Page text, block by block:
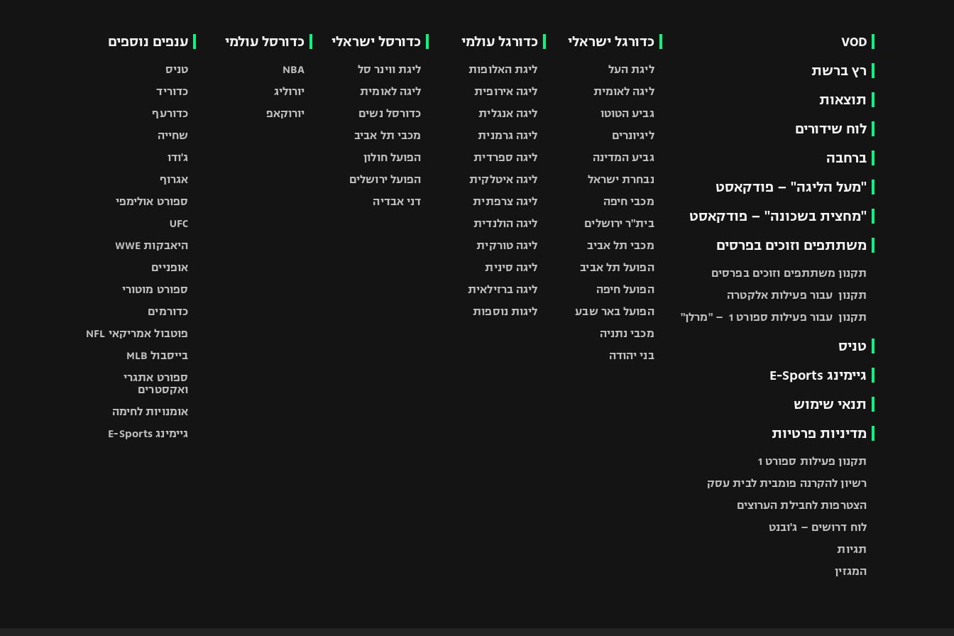
VOD
רץ ברשת
תוצאות
לוח שידורים
ברחבה
"מעל הליגה" – פודקאסט
"מחצית בשכונה" – פודקאסט
משתתפים וזוכים בפרסים
תקנון משתתפים וזוכים בפרסים
תקנון עבור פעילות אלקטרה
תקנון עבור פעילות ספורט 1 – "מרלן"
טניס
גיימינג E-Sports
תנאי שימוש
מדיניות פרטיות
תקנון פעילות ספורט 1
רשיון להקרנה פומבית לבית עסק
הצטרפות לחבילת הערוצים
לוח דרושים – ג'ובנט
תגיות
המגזין
כדורגל ישראלי
ליגת העל
ליגה לאומית
גביע הטוטו
ליגיונרים
גביע המדינה
נבחרת ישראל
מכבי חיפה
בית"ר ירושלים
מכבי תל אביב
הפועל תל אביב
הפועל חיפה
הפועל באר שבע
מכבי נתניה
בני יהודה
כדורגל עולמי
ליגת האלופות
ליגה אירופית
ליגה אנגלית
ליגה גרמנית
ליגה ספרדית
ליגה איטלקית
ליגה צרפתית
ליגה הולנדית
ליגה טורקית
ליגה סינית
ליגה ברזילאית
ליגות נוספות
כדורסל ישראלי
ליגת ווינר סל
ליגה לאומית
כדורסל נשים
מכבי תל אביב
הפועל חולון
הפועל ירושלים
דני אבדיה
כדורסל עולמי
NBA
יורוליג
יורוקאפ
ענפים נוספים
טניס
כדוריד
כדורעף
שחייה
ג'ודו
אגרוף
ספורט אולימפי
UFC
היאבקות WWE
אופניים
ספורט מוטורי
כדורמים
פוטבול אמריקאי NFL
בייסבול MLB
ספורט אתגרי
ואקסטרים
אומנויות לחימה
גיימינג E-Sports